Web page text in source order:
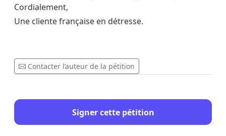
Cordialement,
Une cliente française en détresse.
Contacter l’auteur de la pétition
Signer cette pétition